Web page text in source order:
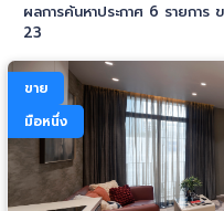
ผลการค้นหาประกาศ 6 รายกา
23
ขาย
มือหนึ่ง